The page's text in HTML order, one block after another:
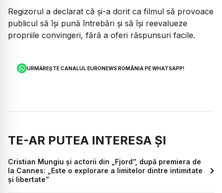
Regizorul a declarat că și-a dorit ca filmul să provoace
publicul să își pună întrebări și să își reevalueze
propriile convingeri, fără a oferi răspunsuri facile.
URMĂREȘTE CANALUL EURONEWS ROMÂNIA PE WHATSAPP!
TE-AR PUTEA INTERESA ȘI
Cristian Mungiu și actorii din „Fjord”, după premiera de
la Cannes: „Este o explorare a limitelor dintre intimitate
și libertate”